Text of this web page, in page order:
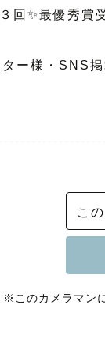
回✨最優秀賞
ター様・SNS
メラマンの『
ご覧いただき
こ
※このカメラマン